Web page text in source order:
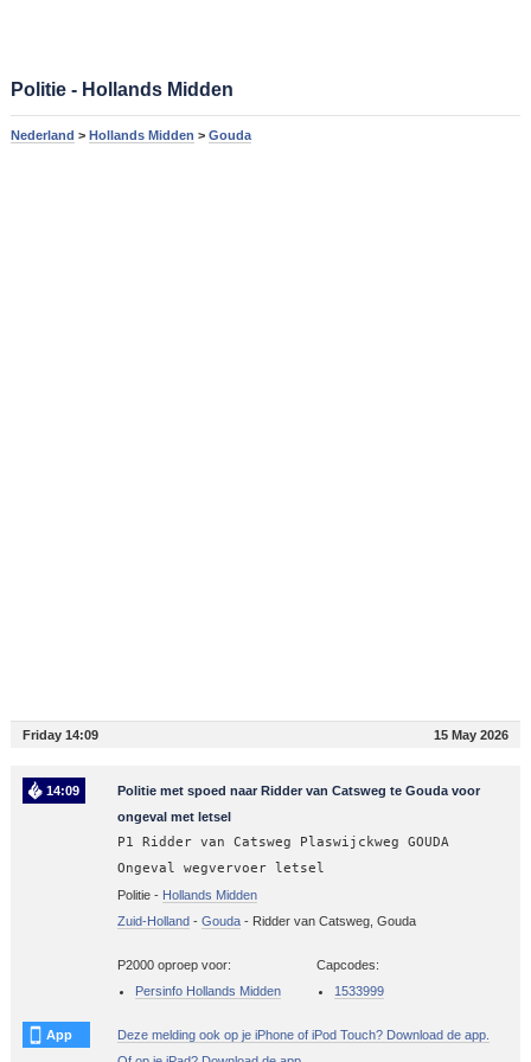
Politie - Hollands Midden
Nederland > Hollands Midden > Gouda
Friday 14:09 15 May 2026
14:09
Politie met spoed naar Ridder van Catsweg te Gouda voor
ongeval met letsel
P1 Ridder van Catsweg Plaswijckweg GOUDA
Ongeval wegvervoer letsel
Politie - Hollands Midden
Zuid-Holland- Gouda- Ridder van Catsweg, Gouda
P2000 oproep voor:
Persinfo Hollands Midden
Capcodes:
1533999
App
Deze melding ook op je iPhone of iPod Touch? Download de app.